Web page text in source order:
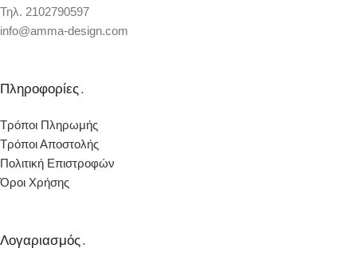
Τηλ. 2102790597
info@amma-design.com
Πληροφορίες.
Τρόποι Πληρωμής
Τρόποι Αποστολής
Πολιτική Επιστροφών
Όροι Χρήσης
Λογαριασμός.